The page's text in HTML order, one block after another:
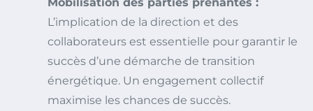
L’implication de la direction et des
collaborateurs est essentielle pour garantir le
succès d’une démarche de transition
énergétique. Un engagement collectif
maximise les chances de succès.